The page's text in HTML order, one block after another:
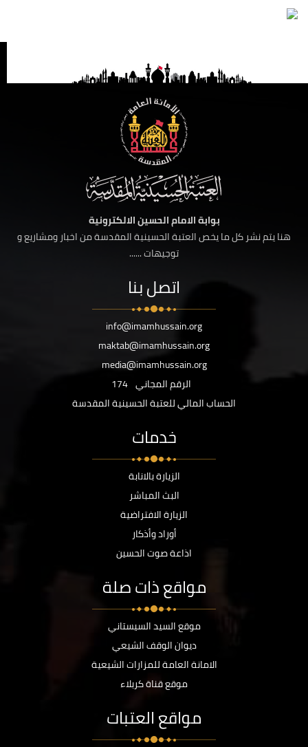
بوابة الامام الحسين الالكترونية
هنا يتم نشر كل ما يخص العتبة الحسينية المقدسة من اخبار ومشاريع و
توجيهات ......
اتصل بنا
info@imamhussain.org
maktab@imamhussain.org
media@imamhussain.org
الرقم المجاني 174
الحساب المالي للعتبة الحسينية المقدسة
خدمات
الزيارة بالانابة
البث المباشر
الزيارة الافتراضية
أوراد وأذكار
اذاعة صوت الحسين
مواقع ذات صلة
موقع السيد السيستاني
ديوان الوقف الشيعي
الامانة العامة للمزارات الشيعية
موقع قناة كربلاء
مواقع العتبات